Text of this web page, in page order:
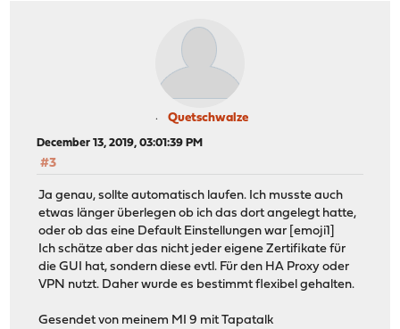
Quetschwalze
December 13, 2019, 03:01:39 PM
#3
Ja genau, sollte automatisch laufen. Ich musste auch
etwas länger überlegen ob ich das dort angelegt hatte,
oder ob das eine Default Einstellungen war [emoji1]
Ich schätze aber das nicht jeder eigene Zertifikate für
die GUI hat, sondern diese evtl. Für den HA Proxy oder
VPN nutzt. Daher wurde es bestimmt flexibel gehalten.
Gesendet von meinem MI 9 mit Tapatalk